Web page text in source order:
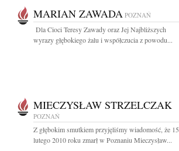
MARIAN ZAWADA POZNAŃ
Dla Cioci Teresy Zawady oraz Jej Najbliższych
wyrazy głębokiego żalu i współczucia z powodu...
MIECZYSŁAW STRZELCZAK
POZNAŃ
Z głębokim smutkiem przyjęliśmy wiadomość, że 15
lutego 2010 roku zmarł w Poznaniu Mieczysław...